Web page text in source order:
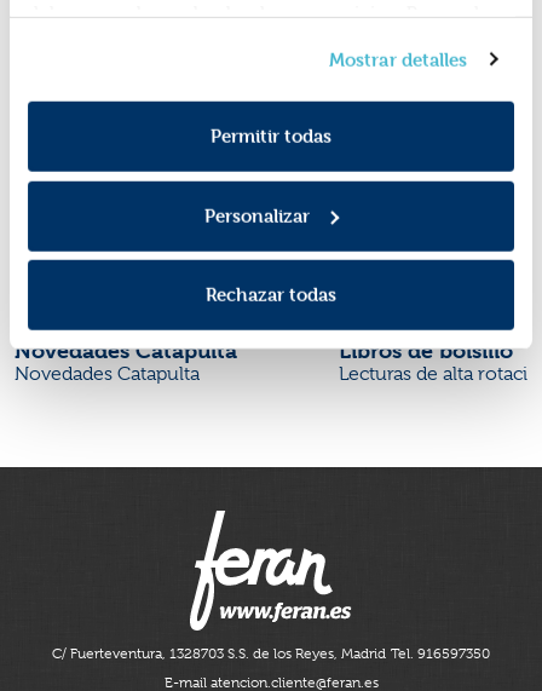
del uso que hayas hecho de sus servicios. Recuerda
consentimiento en cualquier momento. Para más
información consulta laPolítica de Cookiesy la
Política de Privacidad.
Mostrar detalles
Permitir todas
Personalizar
Rechazar todas
Novedades Catapulta
Novedades Catapulta
Libros de bolsillo
Lecturas de alta
C/ Fuerteventura, 1328703 S.S. de los Reyes, Madrid Tel. 916597350
E-mail atencion.cliente@feran.es